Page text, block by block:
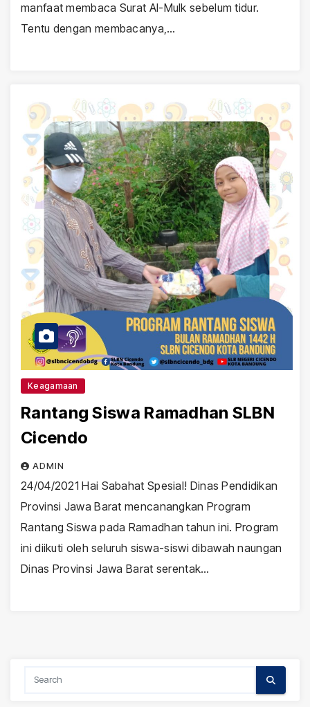
manfaat membaca Surat Al-Mulk sebelum tidur.
Tentu dengan membacanya,…
Keagamaan
Rantang Siswa Ramadhan SLBN
Cicendo
ADMIN
24/04/2021 Hai Sabahat Spesial! Dinas Pendidikan
Provinsi Jawa Barat mencanangkan Program
Rantang Siswa pada Ramadhan tahun ini. Program
ini diikuti oleh seluruh siswa-siswi dibawah naungan
Dinas Provinsi Jawa Barat serentak…